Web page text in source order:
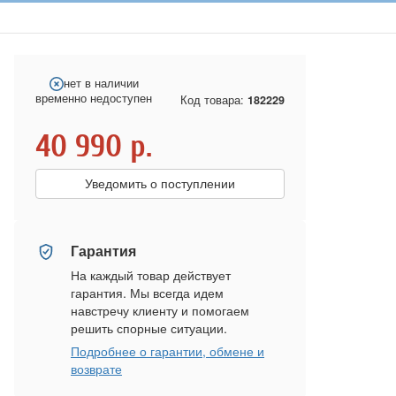
нет в наличии
временно недоступен
Код товара: 182229
40 990 р.
Уведомить о поступлении
Гарантия
На каждый товар действует
гарантия. Мы всегда идем
навстречу клиенту и помогаем
решить спорные ситуации.
Подробнее о гарантии, обмене и
возврате